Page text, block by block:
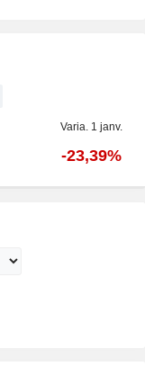
Varia. 1 janv.
-23,39%